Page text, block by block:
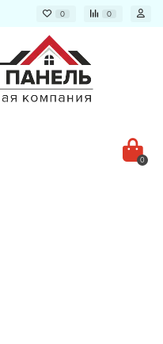
0 0
0